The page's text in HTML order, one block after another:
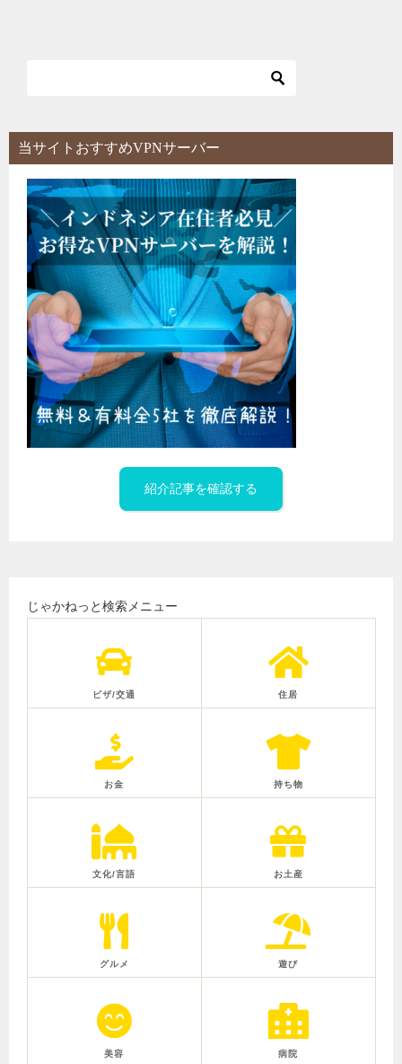
当サイトおすすめVPNサーバー
紹介記事を確認する
じゃかねっと検索メニュー
ビザ/交通 住居
お金 持ち物
文化/言語 お土産
グルメ 遊び
美容 病院